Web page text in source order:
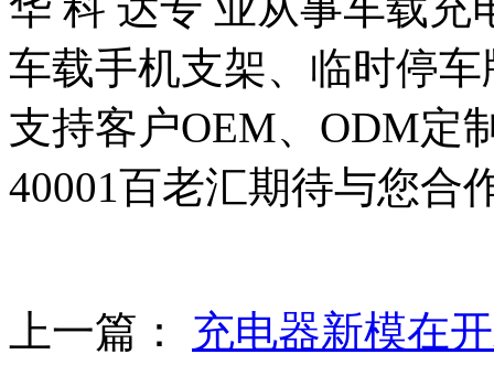
车载手机支架、临时停
支持客户OEM、ODM定
40001百老汇期待与您合
上一篇： 充电器新模在